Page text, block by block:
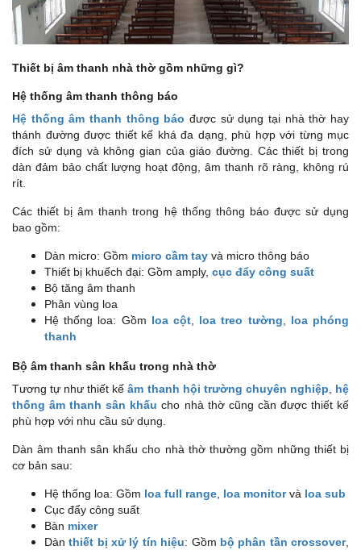
Thiết bị âm thanh nhà thờ gồm những gì?
Hệ thống âm thanh thông báo
Hệ thống âm thanh thông báo được sử dụng tại nhà thờ hay
thánh đường được thiết kế khá đa dạng, phù hợp với từng mục
đích sử dụng và không gian của giáo đường. Các thiết bị trong
dàn đảm bảo chất lượng hoạt động, âm thanh rõ ràng, không rú
rít.
Các thiết bị âm thanh trong hệ thống thông báo được sử dụng
bao gồm:
Dàn micro: Gồm micro cầm tay và micro thông báo
Thiết bị khuếch đại: Gồm amply, cục đẩy công suất
Bộ tăng âm thanh
Phân vùng loa
Hệ thống loa: Gồm loa cột loa treo tường
loa phóng
thanh
Bộ âm thanh sân khấu trong nhà thờ
Tương tự như thiết kếâm thanh hội trường chuyên nghiệp
hệ
thống âm thanh sân khấu cho nhà thờ cũng cần được thiết kế
phù hợp với nhu cầu sử dụng.
Dàn âm thanh sân khấu cho nhà thờ thường gồm những thiết bị
cơ bản sau:
Hệ thống loa: Gồm loa full range loa monitorvà loa sub
Cục đẩy công suất
Bàn mixer
Dànthiết bị xử lý tín hiệu: Gồm bộ phân tần crossover,